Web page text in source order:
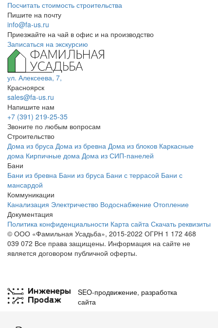
Посчитать стоимость строительства
Пишите на почту
info@fa-us.ru
Приезжайте на чай в офис и на производство
Записаться на экскурсию
ул. Алексеева, 7,
Красноярск
sales@fa-us.ru
Напишите нам
+7 (391) 219-25-35
Звоните по любым вопросам
Строительство
Дома из бруса Дома из бревна Дома из блоков Каркасные
дома Кирпичные дома Дома из СИП-панелей
Бани
Бани из бревна Бани из бруса Бани с террасой Бани с
мансардой
Коммуникации
Канализация Электричество Водоснабжение Отопление
Документация
Политика конфиденциальности Карта сайта Скачать реквизиты
© ООО «Фамильная Усадьба», 2015-2022 ОГРН 1 172 468
039 072 Все права защищены. Информация на сайте не
является договором публичной оферты.
SEO-продвижение, разработка
сайта